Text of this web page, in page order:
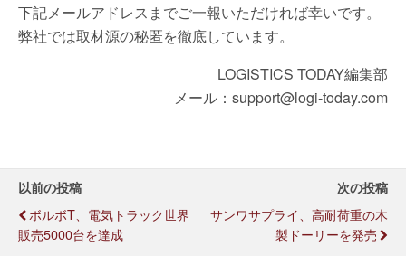
下記メールアドレスまでご一報いただければ幸いです。
弊社では取材源の秘匿を徹底しています。
LOGISTICS TODAY編集部
メール：support@logi-today.com
以前の投稿
ボルボT、電気トラック世界
販売5000台を達成
次の投稿
サンワサプライ、高耐荷重の木
製ドーリーを発売